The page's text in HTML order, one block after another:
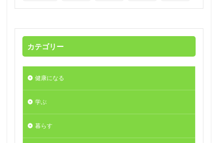
カテゴリー
健康になる
学ぶ
暮らす